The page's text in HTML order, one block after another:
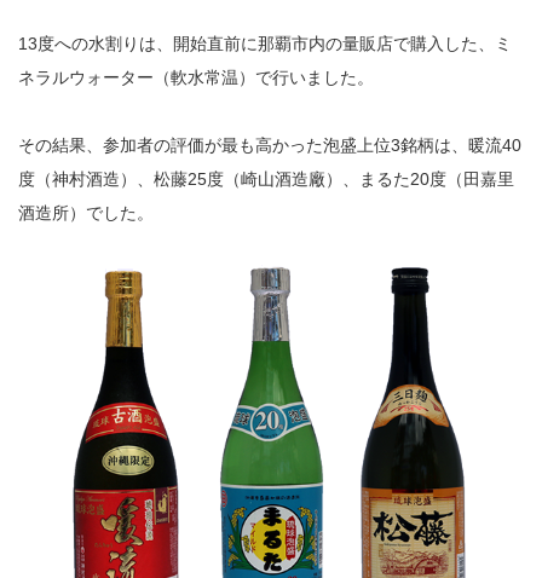
13度への水割りは、開始直前に那覇市内の量販店で購入した、ミ
ネラルウォーター（軟水常温）で行いました。
その結果、参加者の評価が最も高かった泡盛上位3銘柄は、暖流40
度（神村酒造）、松藤25度（崎山酒造廠）、まるた20度（田嘉里
酒造所）でした。